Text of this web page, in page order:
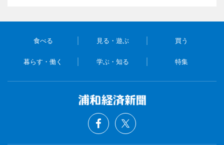
食べる 見る・遊ぶ 買う
暮らす・働く 学ぶ・知る 特集